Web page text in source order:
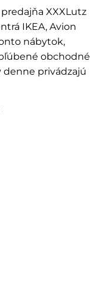
XXXLutz
IKEA, Avion
nábytok,
obchodné
denne privádzajú